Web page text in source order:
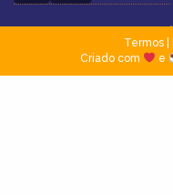
Termos|
Criado com
e